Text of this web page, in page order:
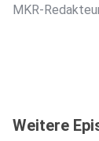
MKR-
Weitere